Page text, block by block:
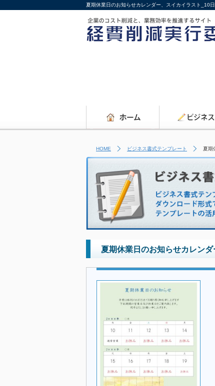
夏期休業日のお知らせカレンダー、スイカイラスト_10
HOME ビジネス書式テンプレート 夏期
夏期休業日のお知らせカレン